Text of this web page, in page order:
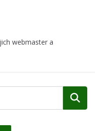
webmaster a